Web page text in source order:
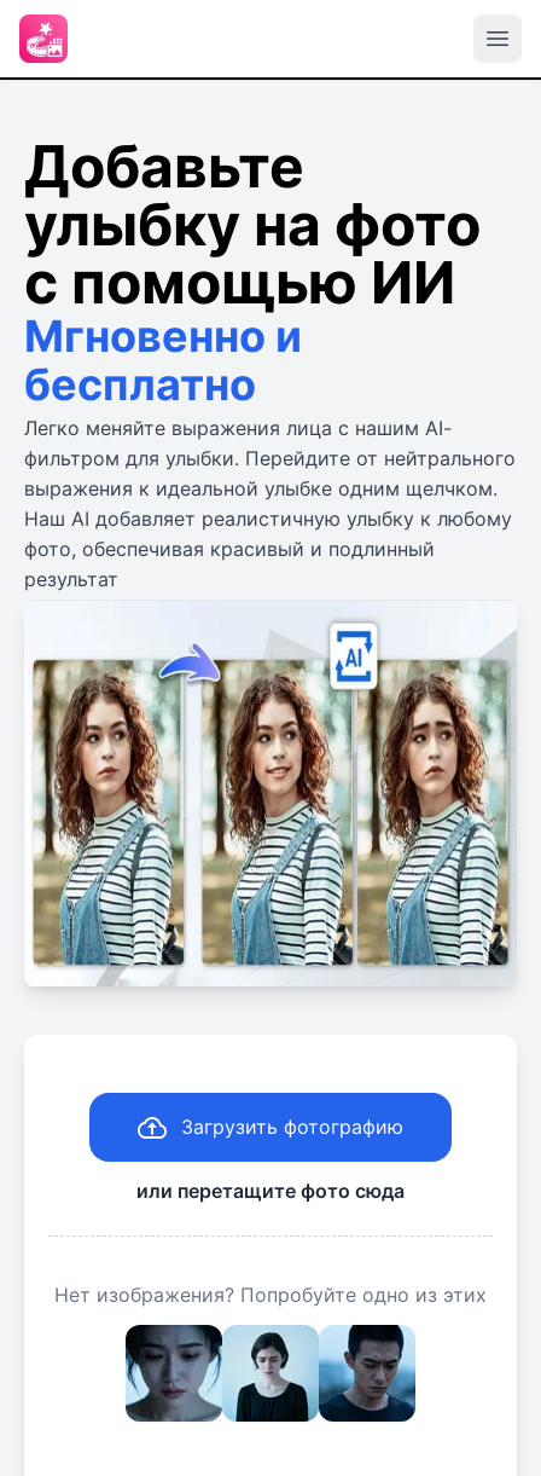
Добавьте
улыбку на фото
с помощью ИИ
Мгновенно и
бесплатно
Легко меняйте выражения лица с нашим AI-
фильтром для улыбки. Перейдите от нейтрального
выражения к идеальной улыбке одним щелчком.
Наш AI добавляет реалистичную улыбку к любому
фото, обеспечивая красивый и подлинный
результат
Загрузить фотографию
или перетащите фото сюда
Нет изображения? Попробуйте одно из этих